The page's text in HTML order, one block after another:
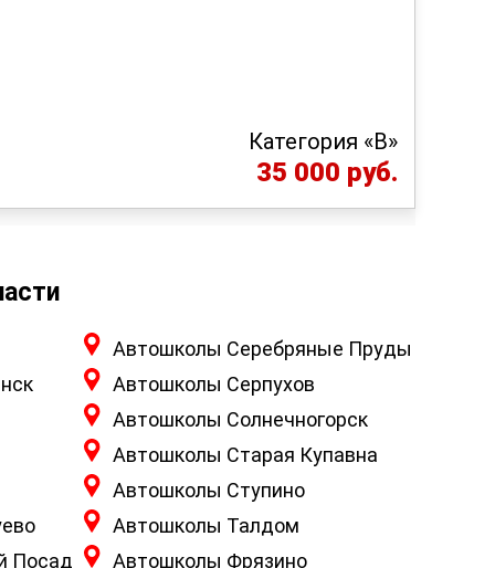
Категория «B»
35 000 руб.
Посад
Автошколы Серебряные Пруды
Автошколы Серпухов
Автошколы Солнечногорск
Автошколы Старая Купавна
Автошколы Ступино
Автошколы Талдом
Автошколы Фрязино